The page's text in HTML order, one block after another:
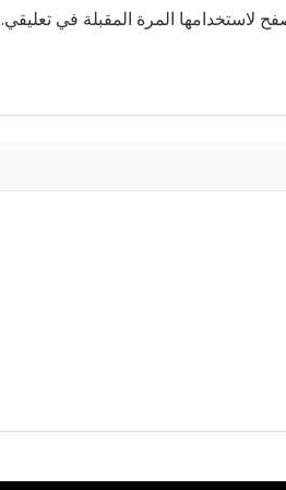
لاستخدامها المرة المقبلة في تعليقي.